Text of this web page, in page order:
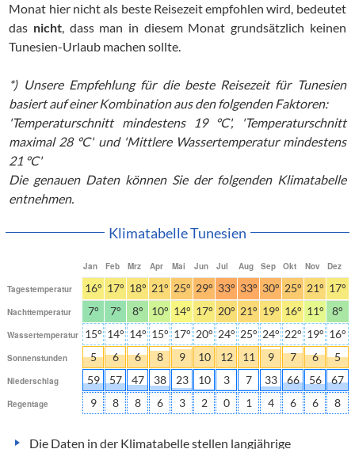
Monat hier nicht als beste Reisezeit empfohlen wird, bedeutet
das nicht, dass man in diesem Monat grundsätzlich keinen
Tunesien-Urlaub machen sollte.
*) Unsere Empfehlung für die beste Reisezeit für Tunesien
basiert auf einer Kombination aus den folgenden Faktoren:
'Temperaturschnitt mindestens 19 °C', 'Temperaturschnitt
maximal 28 °C' und 'Mittlere Wassertemperatur mindestens
21 °C'
Die genauen Daten können Sie der folgenden Klimatabelle
entnehmen.
Klimatabelle Tunesien
Jan Feb Mrz Apr Mai Jun Jul Aug Sep Okt Nov Dez
Tagestemperatur 16° 17° 18° 21° 25° 29° 33° 33° 30° 25° 21° 17°
Nachttemperatur 7° 7° 8° 10° 14° 17° 20° 21° 19° 16° 11° 8°
Wassertemperatur 15° 14° 14° 15° 17° 20° 24° 25° 24° 22° 19° 16°
Sonnenstunden 5 6 6 8 9 10 12 11 9 7 6 5
Niederschlag 59 57 47 38 23 10 3 7 33 66 56 67
Regentage 9 8 8 6 3 2 0 1 4 6 6 8
Die Daten in der Klimatabelle stellen langjährige